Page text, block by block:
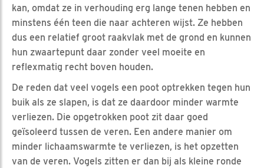
kan, omdat ze in verhouding erg lange tenen hebben en
minstens één teen die naar achteren wijst. Ze hebben
dus een relatief groot raakvlak met de grond en kunnen
hun zwaartepunt daar zonder veel moeite en
reflexmatig recht boven houden.
De reden dat veel vogels een poot optrekken tegen hun
buik als ze slapen, is dat ze daardoor minder warmte
verliezen. Die opgetrokken poot zit daar goed
geïsoleerd tussen de veren. Een andere manier om
minder lichaamswarmte te verliezen, is het opzetten
van de veren. Vogels zitten er dan bij als kleine ronde